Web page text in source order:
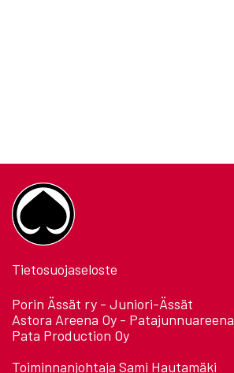
Tietosuojaseloste
Porin Ässät ry - Juniori-Ässät
Astora Areena Oy - Patajunnuareena
Pata Production Oy
Toiminnanjohtaja Sami Hautamäki